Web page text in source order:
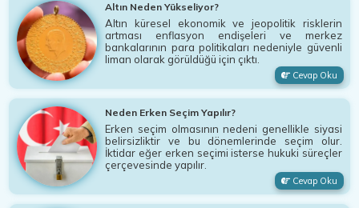
Altın Neden Yükseliyor?
Altın küresel ekonomik ve jeopolitik risklerin
artması enflasyon endişeleri ve merkez
bankalarının para politikaları nedeniyle güvenli
liman olarak görüldüğü için çıktı.
Cevap Oku
Neden Erken Seçim Yapılır?
Erken seçim olmasının nedeni genellikle siyasi
belirsizliktir ve bu dönemlerinde seçim olur.
İktidar eğer erken seçimi isterse hukuki süreçler
çerçevesinde yapılır.
Cevap Oku